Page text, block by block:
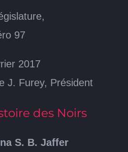
97
2017
J. Furey, Président
des Noirs
S. B. Jaffer